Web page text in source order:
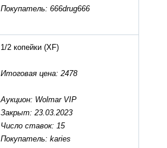
Покупатель: 666drug666
1/2 копейки (XF)
Итоговая цена: 2478
Аукцион: Wolmar VIP
Закрыт: 23.03.2023
Число ставок: 15
Покупатель: karies